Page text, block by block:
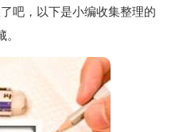
吧，以下是小编收集整理的